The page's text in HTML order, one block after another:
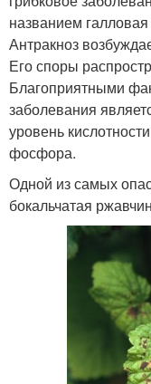
названием
Антракноз
Его споры
Благоприятными
заболевания
уровень
фосфора.
Одной из самых
бокальчатая